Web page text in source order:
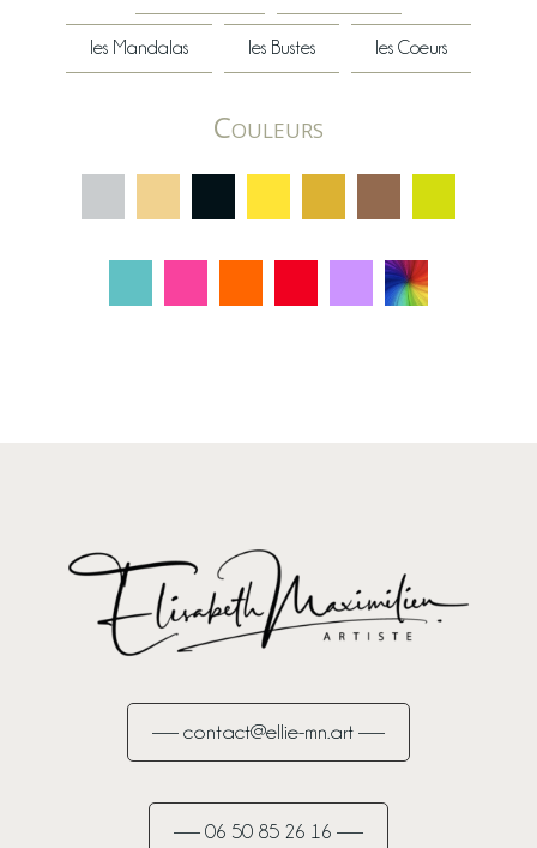
les Mandalas les Bustes les Coeurs
Couleurs
C
—— contact@ellie-mn.art ——
—— 06 50 85 26 16 ——